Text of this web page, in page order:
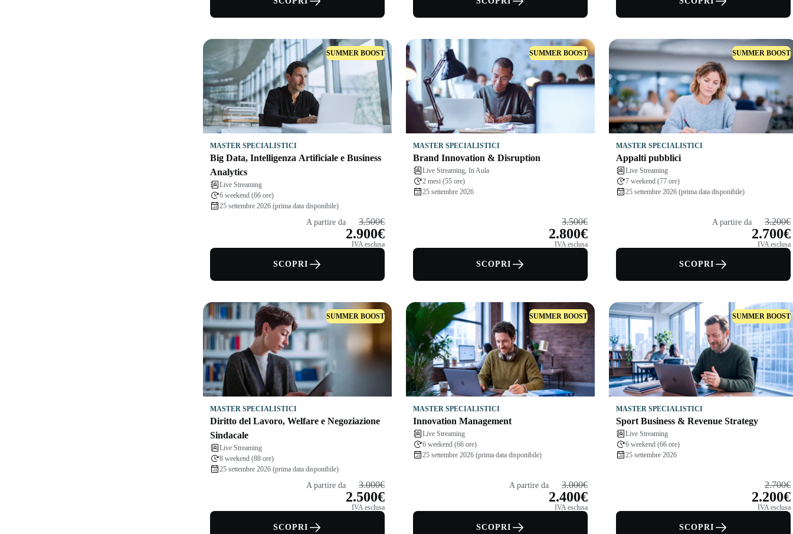
SUMMER BOOST
MASTER SPECIALISTICI
Big Data, Intelligenza Artificiale e Business
Analytics
Live Streaming
6 weekend (66 ore)
25 settembre 2026 (prima data disponibile)
A partire da 3.500€
2.900€
IVA esclusa
SCOPRI
SUMMER BOOST
MASTER SPECIALISTICI
Brand Innovation & Disruption
Live Streaming, In Aula
2 mesi (55 ore)
25 settembre 2026
3.500€
2.800€
IVA esclusa
SCOPRI
SUMMER BOOST
MASTER SPECIALISTICI
Appalti pubblici
Live Streaming
7 weekend (77 ore)
25 settembre 2026 (prima data disponibile)
A partire da 3.200€
2.700€
IVA esclusa
SCOPRI
SUMMER BOOST
MASTER SPECIALISTICI
Diritto del Lavoro, Welfare e Negoziazione
Sindacale
Live Streaming
8 weekend (88 ore)
25 settembre 2026 (prima data disponibile)
A partire da 3.000€
2.500€
IVA esclusa
SCOPRI
SUMMER BOOST
MASTER SPECIALISTICI
Innovation Management
Live Streaming
6 weekend (66 ore)
25 settembre 2026 (prima data disponibile)
A partire da 3.000€
2.400€
IVA esclusa
SCOPRI
SUMMER BOOST
MASTER SPECIALISTICI
Sport Business & Revenue Strategy
Live Streaming
6 weekend (66 ore)
25 settembre 2026
2.700€
2.200€
IVA esclusa
SCOPRI